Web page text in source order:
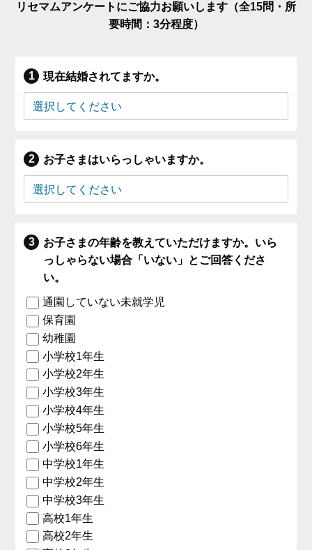
リセマムアンケートにご協力お願いします（全15問・所
要時間：3分程度）
現在結婚されてますか。
お子さまはいらっしゃいますか。
お子さまの年齢を教えていただけますか。いら
っしゃらない場合「いない」とご回答くださ
い。
通園していない未就学児
保育園
幼稚園
小学校1年生
小学校2年生
小学校3年生
小学校4年生
小学校5年生
小学校6年生
中学校1年生
中学校2年生
中学校3年生
高校1年生
高校2年生